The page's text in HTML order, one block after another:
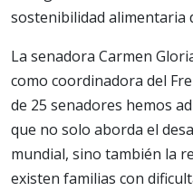
sostenibilidad alimentaria
La senadora Carmen
como coordinadora del
de 25 senadores hemos
que no solo aborda el
mundial, sino también la
existen familias con